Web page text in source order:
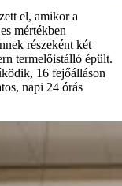
el, amikor a
mértékben
részeként két
termelőistálló épült.
16 fejőálláson
napi 24 órás